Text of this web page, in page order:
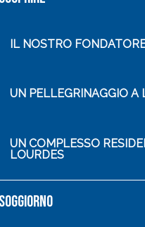
IL NOSTRO
UN PELLEGRINAGGIO A
UN COMPLESSO
LOURDES
SOGGIORNO
della natura, al
vista panoramica
suo Castello
du Jer
scoprire…